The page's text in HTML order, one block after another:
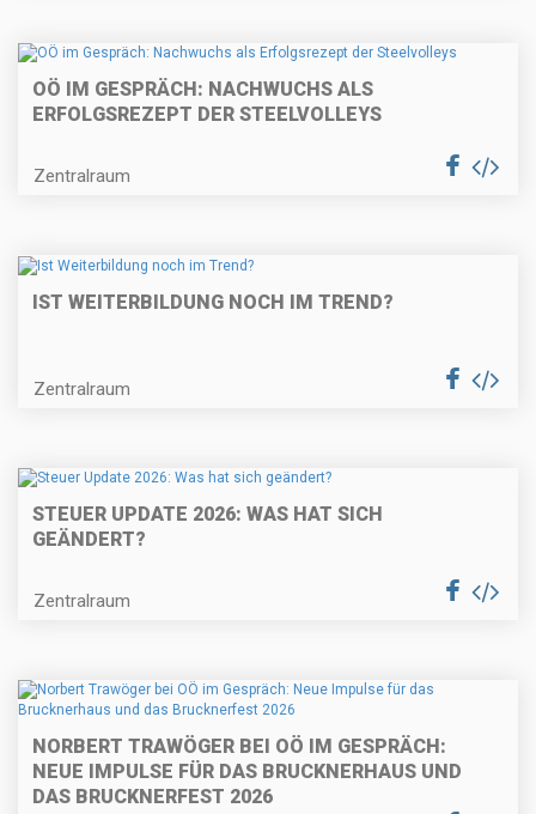
OÖ IM GESPRÄCH: NACHWUCHS ALS
ERFOLGSREZEPT DER STEELVOLLEYS
Zentralraum
IST WEITERBILDUNG NOCH IM TREND?
Zentralraum
STEUER UPDATE 2026: WAS HAT SICH
GEÄNDERT?
Zentralraum
NORBERT TRAWÖGER BEI OÖ IM GESPRÄCH:
NEUE IMPULSE FÜR DAS BRUCKNERHAUS UND
DAS BRUCKNERFEST 2026